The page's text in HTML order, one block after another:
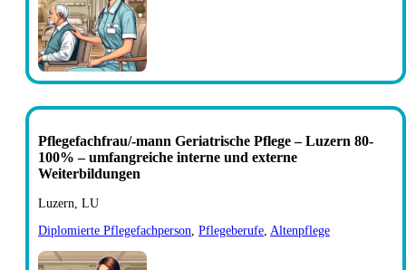
Pflegefachfrau/-mann Geriatrische Pflege – Luzern 80-
100% – umfangreiche interne und externe
Weiterbildungen
Luzern, LU
Diplomierte Pflegefachperson, Pflegeberufe, Altenpflege